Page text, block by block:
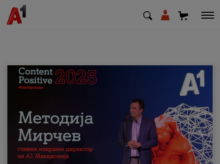
МК EN
Приватни Деловни